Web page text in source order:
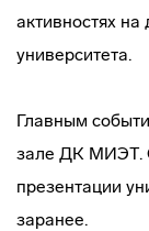
активностях
университета.
Главным
зале ДК МИЭТ.
презентации
заранее.